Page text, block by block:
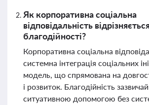
Як корпоративна соціальна
відповідальність
благодійності?
Корпоративна соціальна
системна інтеграція соціальних
модель, що спрямована на
і розвиток. Благодійність
ситуативною допомогою без